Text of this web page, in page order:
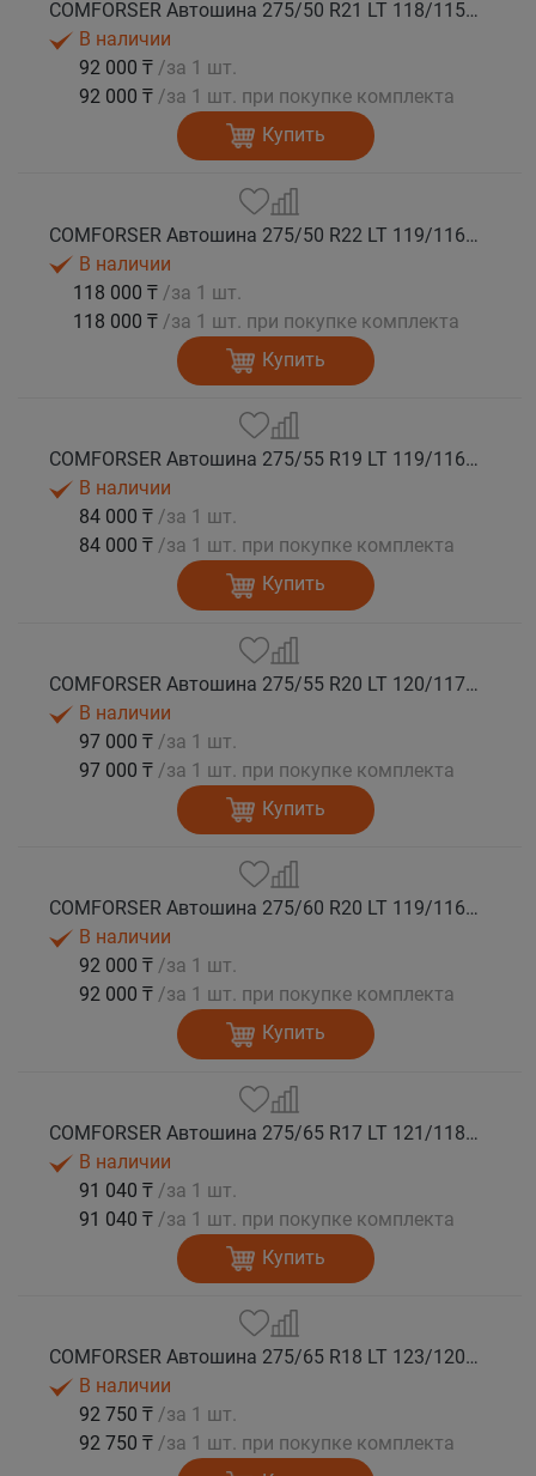
COMFORSER Автошина 275/50 R21 LT 118/115S CF1100 RWL 10PR лето
В наличии
92 000 ₸ /за 1 шт.
92 000 ₸ /за 1 шт. при покупке комплекта
Купить
COMFORSER Автошина 275/50 R22 LT 119/116S CF1100 RWL 10PR лето
В наличии
118 000 ₸ /за 1 шт.
118 000 ₸ /за 1 шт. при покупке комплекта
Купить
COMFORSER Автошина 275/55 R19 LT 119/116S CF1100 10PR RWL лето
В наличии
84 000 ₸ /за 1 шт.
84 000 ₸ /за 1 шт. при покупке комплекта
Купить
COMFORSER Автошина 275/55 R20 LT 120/117S CF1100 10PR RWL лето
В наличии
97 000 ₸ /за 1 шт.
97 000 ₸ /за 1 шт. при покупке комплекта
Купить
COMFORSER Автошина 275/60 R20 LT 119/116S CF1100 8PR RWL лето
В наличии
92 000 ₸ /за 1 шт.
92 000 ₸ /за 1 шт. при покупке комплекта
Купить
COMFORSER Автошина 275/65 R17 LT 121/118S CF1100 10PR RWL лето
В наличии
91 040 ₸ /за 1 шт.
91 040 ₸ /за 1 шт. при покупке комплекта
Купить
COMFORSER Автошина 275/65 R18 LT 123/120S CF1100 10PR RWL лето
В наличии
92 750 ₸ /за 1 шт.
92 750 ₸ /за 1 шт. при покупке комплекта